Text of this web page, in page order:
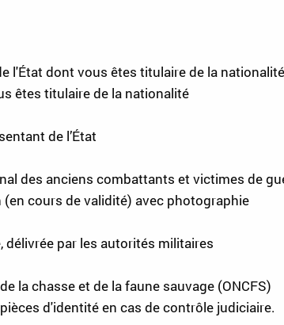
l'État dont vous êtes titulaire de la nationalité
êtes titulaire de la nationalité
de l’État
des anciens combattants et victimes de
cours de validité) avec photographie
par les autorités militaires
la chasse et de la faune sauvage (ONCFS)
d'identité en cas de contrôle judiciaire.